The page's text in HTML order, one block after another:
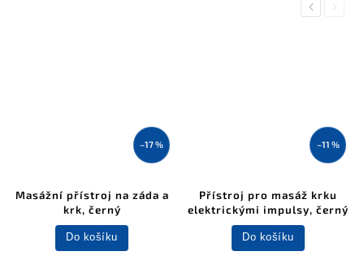
Previous
–17 %
Masážní přístroj na záda a
krk, černý
Do košíku
–11 %
Přístroj pro masáž krku
elektrickými impulsy, černý
Do košíku
Next